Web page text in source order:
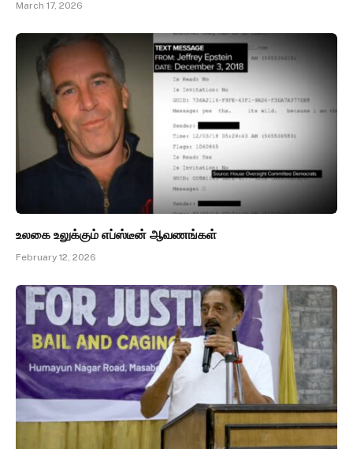
March 17, 2026
உலகை உலுக்கும் எப்ஸ்டீன் ஆவணங்கள்
February 12, 2026